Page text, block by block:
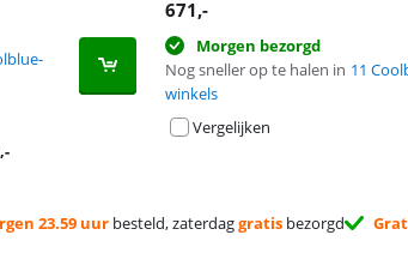
,-
671,-
Morgen bezorgd
Nog sneller op te halen in 11
winkels
Vergelijken
23.59 uurbesteld, zaterdaggratisbezorgd